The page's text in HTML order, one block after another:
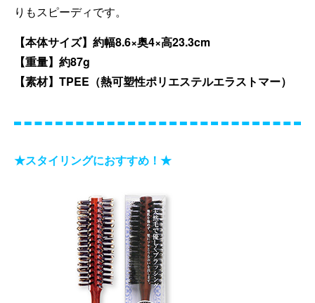
りもスピーディです。
【本体サイズ】約幅8.6×奥4×高23.3cm
【重量】約87g
【素材】TPEE（熱可塑性ポリエステルエラストマー）
★スタイリングにおすすめ！★